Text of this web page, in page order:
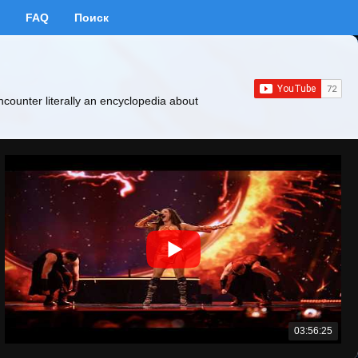
FAQ Поиск
literally an encyclopedia about
03:56:25